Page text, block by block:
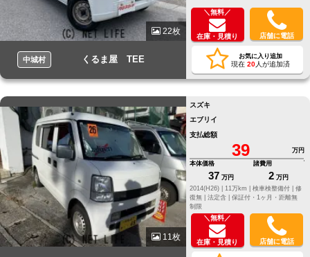
22枚
中城村 くるま屋 TEE
＼無料／
在庫・見積り 店舗に電話
お気に入り追加
現在 20人が追加済
11枚
スズキ
エブリイ
支払総額
39
万円
本体価格
37 万円
諸費用
2 万円
2014(H26) |
11万km | 検車検整備付 | 修
復無 | 法定含 | 保証付・1ヶ月・距離無
制限
＼無料／
在庫・見積り 店舗に電話